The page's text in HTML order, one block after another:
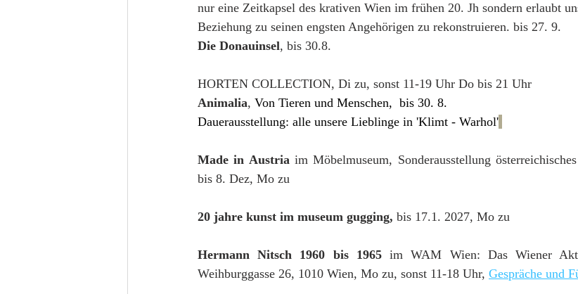
nur eine Zeitkapsel des krativen Wien im frühen 20. Jh sondern erlaubt
Beziehung zu seinen engsten Angehörigen zu rekonstruieren. bis 27. 9.
Die Donauinsel, bis 30.8.
HORTEN COLLECTION, Di zu, sonst 11-19 Uhr Do bis 21 Uhr
Animalia, Von Tieren und Menschen,  bis 30. 8.
Dauerausstellung: alle unsere Lieblinge in 'Klimt - Warhol'
Made in Austria im Möbelmuseum, Sonderausstellung
bis 8. Dez, Mo zu
20 jahre kunst im museum gugging, bis 17.1. 2027, Mo zu
Hermann Nitsch 1960 bis 1965 im WAM Wien: Das Wiener
Weihburggasse 26, 1010 Wien, Mo zu, sonst 11-18 Uhr, Gespräche und